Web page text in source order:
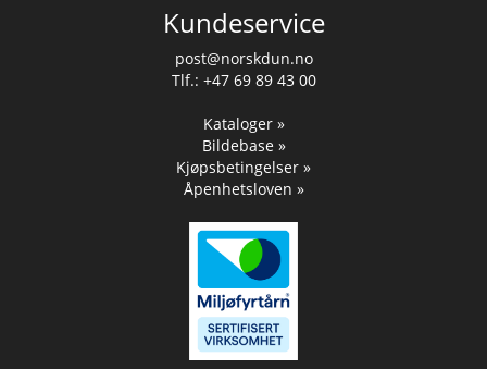
Kundeservice
post@norskdun.no
Tlf.: +47 69 89 43 00
Kataloger »
Bildebase »
Kjøpsbetingelser »
Åpenhetsloven »